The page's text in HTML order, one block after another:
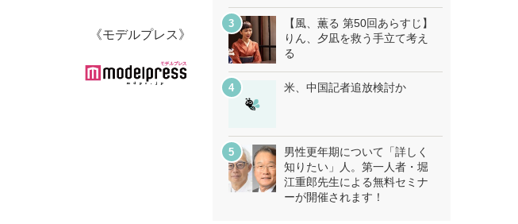
《モデルプレス》
【風、薫る 第50回あらすじ】
りん、夕凪を救う手立て考え
る
米、中国記者追放検討か
男性更年期について「詳しく
知りたい」人。第一人者・堀
江重郎先生による無料セミナ
ーが開催されます！